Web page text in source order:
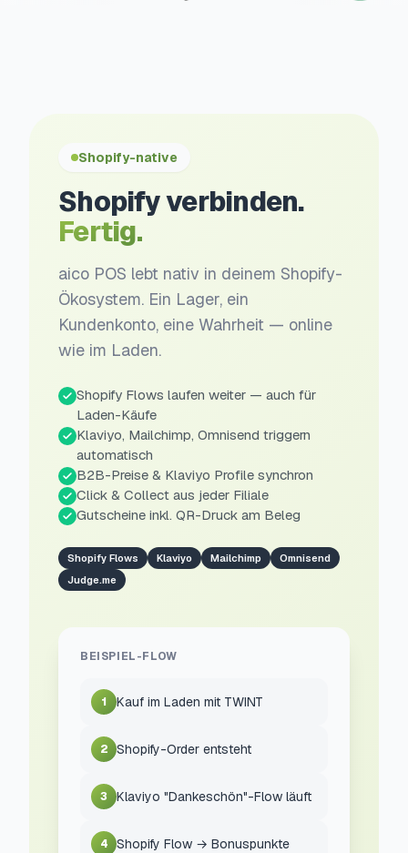
Shopify-native
Shopify verbinden.
Fertig.
aico POS lebt nativ in deinem Shopify-
Ökosystem. Ein Lager, ein
Kundenkonto, eine Wahrheit — online
wie im Laden.
Shopify Flows laufen weiter — auch für
Laden-Käufe
Klaviyo, Mailchimp, Omnisend triggern
automatisch
B2B-Preise & Klaviyo Profile synchron
Click & Collect aus jeder Filiale
Gutscheine inkl. QR-Druck am Beleg
Shopify Flows Klaviyo Mailchimp
Omnisend
Judge.me
BEISPIEL-FLOW
1 Kauf im Laden mit TWINT
2 Shopify-Order entsteht
3 Klaviyo "Dankeschön"-Flow läuft
4 Shopify Flow → Bonuspunkte